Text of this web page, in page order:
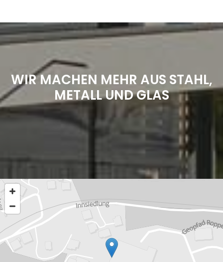
WIR MACHEN MEHR AUS STAHL,
METALL UND GLAS